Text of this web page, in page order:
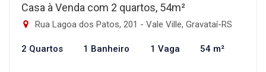
Casa à Venda com 2 quartos, 54m²
Rua Lagoa dos Patos, 201 - Vale Ville, Gravataí-RS
2 Quartos 1 Banheiro 1 Vaga 54 m²